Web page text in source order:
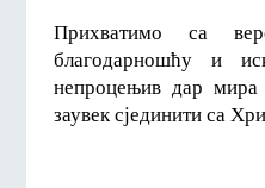
Прихватимо са
благодарношћу и
непроцењив дар
заувек сјединити са